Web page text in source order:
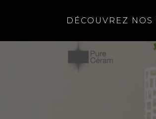
DÉCOUVREZ NOS